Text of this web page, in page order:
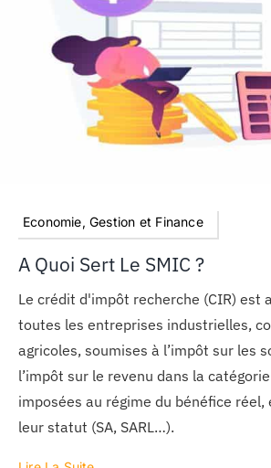
Economie, Gestion et Finance
A Quoi Sert Le SMIC ?
Le crédit d'impôt recherche (CIR) est
toutes les entreprises industrielles,
agricoles, soumises à l’impôt sur les
l’impôt sur le revenu dans la
imposées au régime du bénéfice réel,
leur statut (SA, SARL…).